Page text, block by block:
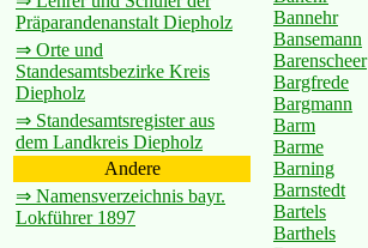
Präparandenanstalt Diepholz
⇒ Orte und
Standesamtsbezirke Kreis
Diepholz
⇒ Standesamtsregister aus
dem Landkreis Diepholz
Andere
⇒ Namensverzeichnis bayr.
Lokführer 1897
Bannehr
Bansemann
Barenscheer
Bargfrede
Bargmann
Barm
Barme
Barning
Barnstedt
Bartels
Barthels